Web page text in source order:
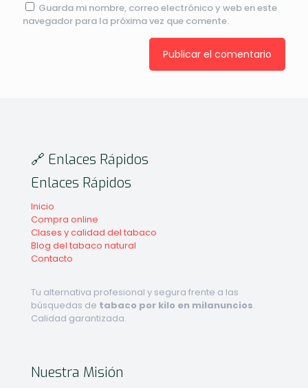
Guarda mi nombre, correo electrónico y web en este
navegador para la próxima vez que comente.
🔗 Enlaces Rápidos
Enlaces Rápidos
Inicio
Compra online
Clases y calidad del tabaco
Blog del tabaco natural
Contacto
Tu alternativa profesional y segura frente a las
búsquedas de tabaco por kilo en milanuncios.
Calidad garantizada.
Nuestra Misión